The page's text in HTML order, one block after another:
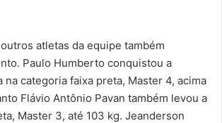
atletas da equipe também
Paulo Humberto conquistou a
na categoria faixa preta, Master 4, acima
Flávio Antônio Pavan também levou a
Master 3, até 103 kg. Jeanderson